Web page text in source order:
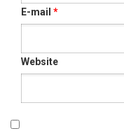
E-mail *
Website